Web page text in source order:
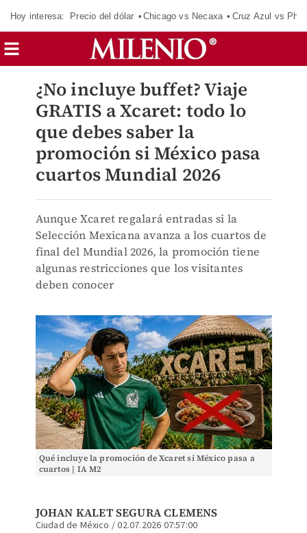
Hoy interesa: Precio del dólar Chicago vs Necaxa Cruz Azul vs
¿No incluye buffet? Viaje
GRATIS a Xcaret: todo lo
que debes saber la
promoción si México pasa
cuartos Mundial 2026
Aunque Xcaret regalará entradas si la
Selección Mexicana avanza a los cuartos de
final del Mundial 2026, la promoción tiene
algunas restricciones que los visitantes
deben conocer
Qué incluye la promoción de Xcaret si México pasa a
cuartos | IA M2
JOHAN KALET SEGURA CLEMENS
Ciudad de México /02.07.2026 07:57:00